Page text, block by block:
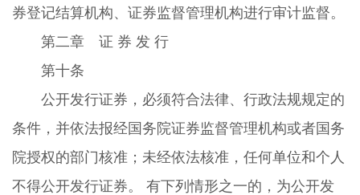
券登记结算机构、证券监督管理机构进行审计监督。
第二章 证 券 发 行
第十条
公开发行证券，必须符合法律、行政法规规定的
条件，并依法报经国务院证券监督管理机构或者国务
院授权的部门核准；未经依法核准，任何单位和个人
不得公开发行证券。 有下列情形之一的，为公开发